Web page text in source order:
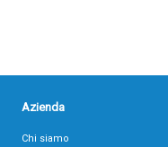
Azienda
Chi siamo